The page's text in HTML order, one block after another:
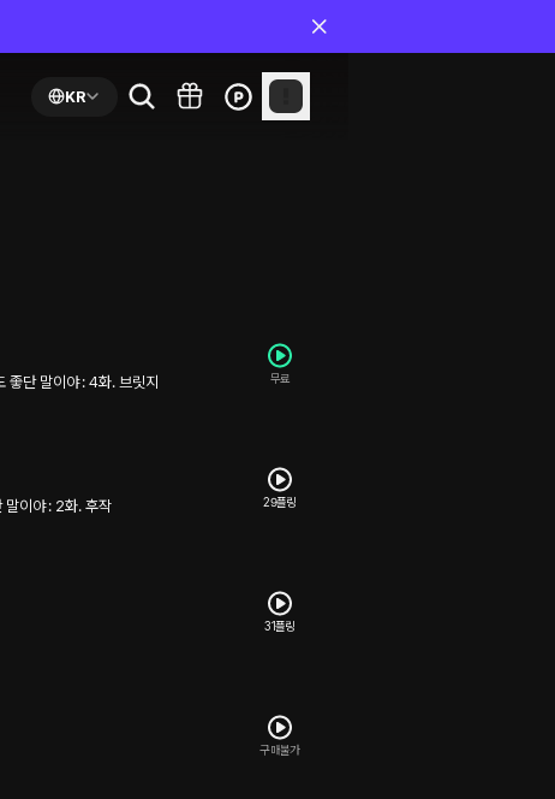
KR
좋단 말이야 : 4화. 브릿지 무료
말이야 : 2화. 후작 29플링
31플링
구매불가